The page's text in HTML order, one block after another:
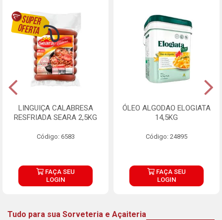
LINGUIÇA CALABRESA
RESFRIADA SEARA 2,5KG
Código: 6583
FAÇA SEU
LOGIN
ÓLEO ALGODAO ELOGIATA
14,5KG
Código: 24895
FAÇA SEU
LOGIN
Tudo para sua Sorveteria e Açaiteria